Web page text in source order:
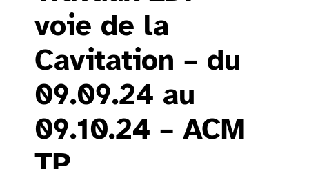
voie de la
Cavitation – du
09.09.24 au
09.10.24 – ACM